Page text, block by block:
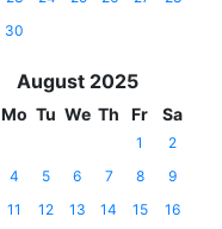
30
August 2025
Mo Tu We Th Fr Sa
1
2
4 5 6 7 8
9
11 12 13 14 15
16